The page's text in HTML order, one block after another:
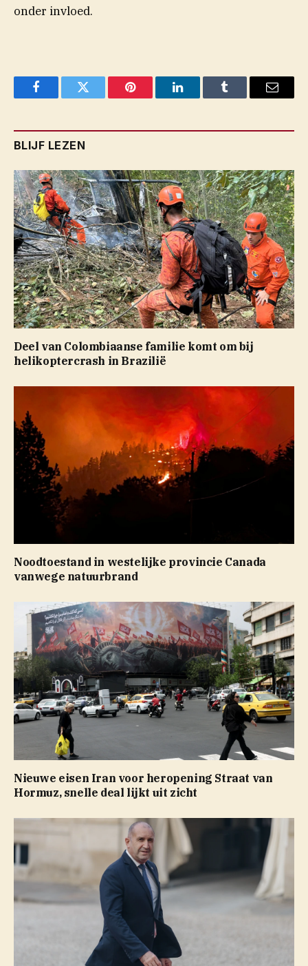
onder invloed.
FacebookTwitter Pinterest LinkedInTumblr Email
BLIJF LEZEN
Deel van Colombiaanse familie komt om bij
helikoptercrash in Brazilië
Noodtoestand in westelijke provincie Canada
vanwege natuurbrand
Nieuwe eisen Iran voor heropening Straat van
Hormuz, snelle deal lijkt uit zicht